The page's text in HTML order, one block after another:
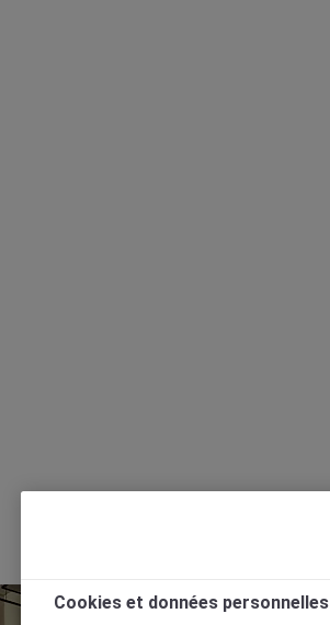
Cookies et données personnelles